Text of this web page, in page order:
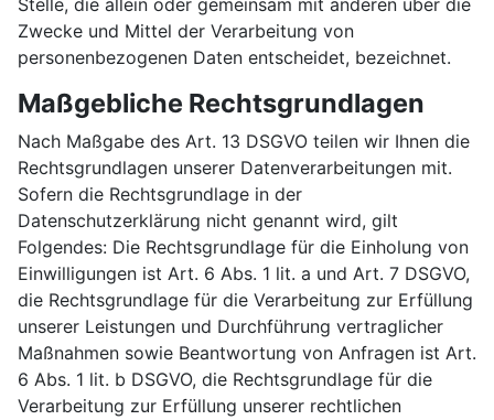
Stelle, die allein oder gemeinsam mit anderen über die
Zwecke und Mittel der Verarbeitung von
personenbezogenen Daten entscheidet, bezeichnet.
Maßgebliche Rechtsgrundlagen
Nach Maßgabe des Art. 13 DSGVO teilen wir Ihnen die
Rechtsgrundlagen unserer Datenverarbeitungen mit.
Sofern die Rechtsgrundlage in der
Datenschutzerklärung nicht genannt wird, gilt
Folgendes: Die Rechtsgrundlage für die Einholung von
Einwilligungen ist Art. 6 Abs. 1 lit. a und Art. 7 DSGVO,
die Rechtsgrundlage für die Verarbeitung zur Erfüllung
unserer Leistungen und Durchführung vertraglicher
Maßnahmen sowie Beantwortung von Anfragen ist Art.
6 Abs. 1 lit. b DSGVO, die Rechtsgrundlage für die
Verarbeitung zur Erfüllung unserer rechtlichen